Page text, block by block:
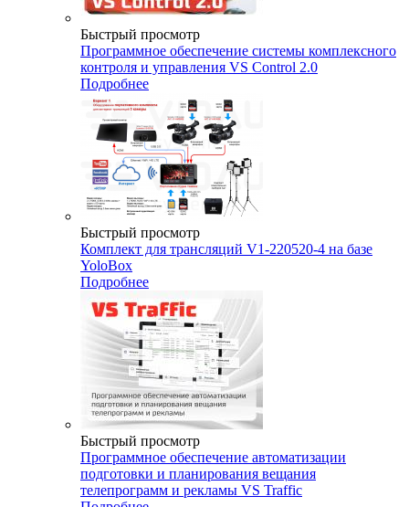
Быстрый просмотр
Программное обеспечение системы комплексного
контроля и управления VS Control 2.0
Подробнее
Быстрый просмотр
Комплект для трансляций V1-220520-4 на базе
YoloBox
Подробнее
Быстрый просмотр
Программное обеспечение автоматизации
подготовки и планирования вещания
телепрограмм и рекламы VS Traffic